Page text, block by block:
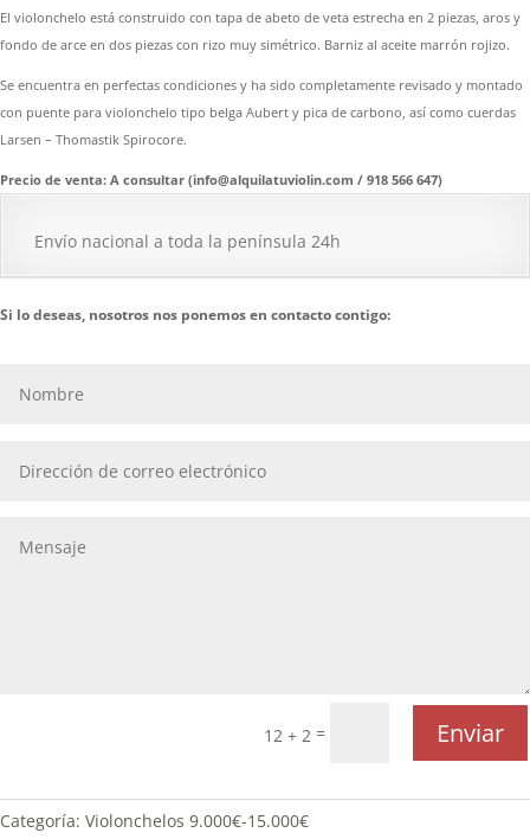
El violonchelo está construido con tapa de abeto de veta estrecha en 2 piezas, aros y
fondo de arce en dos piezas con rizo muy simétrico. Barniz al aceite marrón rojizo.
Se encuentra en perfectas condiciones y ha sido completamente revisado y montado
con puente para violonchelo tipo belga Aubert y pica de carbono, así como cuerdas
Larsen – Thomastik Spirocore.
Precio de venta: A consultar (info@alquilatuviolin.com / 918 566 647)
Envío nacional a toda la península 24h
Si lo deseas, nosotros nos ponemos en contacto contigo:
12 + 2 = Enviar
Categoría: Violonchelos 9.000€-15.000€